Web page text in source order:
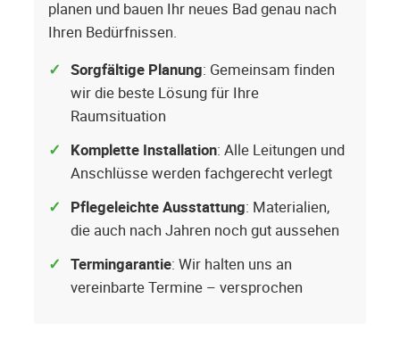
planen und bauen Ihr neues Bad genau nach
Ihren Bedürfnissen.
Sorgfältige Planung: Gemeinsam finden
wir die beste Lösung für Ihre
Raumsituation
Komplette Installation: Alle Leitungen und
Anschlüsse werden fachgerecht verlegt
Pflegeleichte Ausstattung: Materialien,
die auch nach Jahren noch gut aussehen
Termingarantie: Wir halten uns an
vereinbarte Termine – versprochen